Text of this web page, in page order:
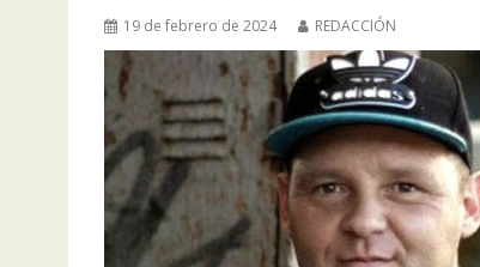
19 de febrero de 2024 REDACCIÓN